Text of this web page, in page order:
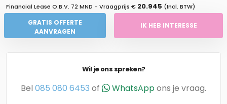
Financial Lease O.B.V. 72 MND - Vraagprijs € 20.945 (Incl. BTW)
GRATIS OFFERTE
AANVRAGEN
IK HEB INTERESSE
Wil je ons spreken?
Bel 085 080 6453 of WhatsAppons je vraag.